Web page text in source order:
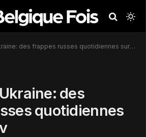
des frappes russes quotidiennes sur Kharkiv
des
quotidiennes